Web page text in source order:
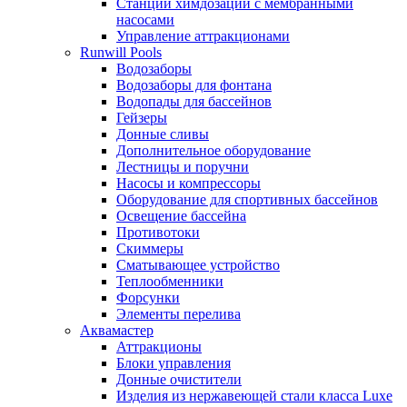
Станции химдозации с мембранными
насосами
Управление аттракционами
Runwill Pools
Водозаборы
Водозаборы для фонтана
Водопады для бассейнов
Гейзеры
Донные сливы
Дополнительное оборудование
Лестницы и поручни
Насосы и компрессоры
Оборудование для спортивных бассейнов
Освещение бассейна
Противотоки
Скиммеры
Сматывающее устройство
Теплообменники
Форсунки
Элементы перелива
Аквамастер
Аттракционы
Блоки управления
Донные очистители
Изделия из нержавеющей стали класса Luxe